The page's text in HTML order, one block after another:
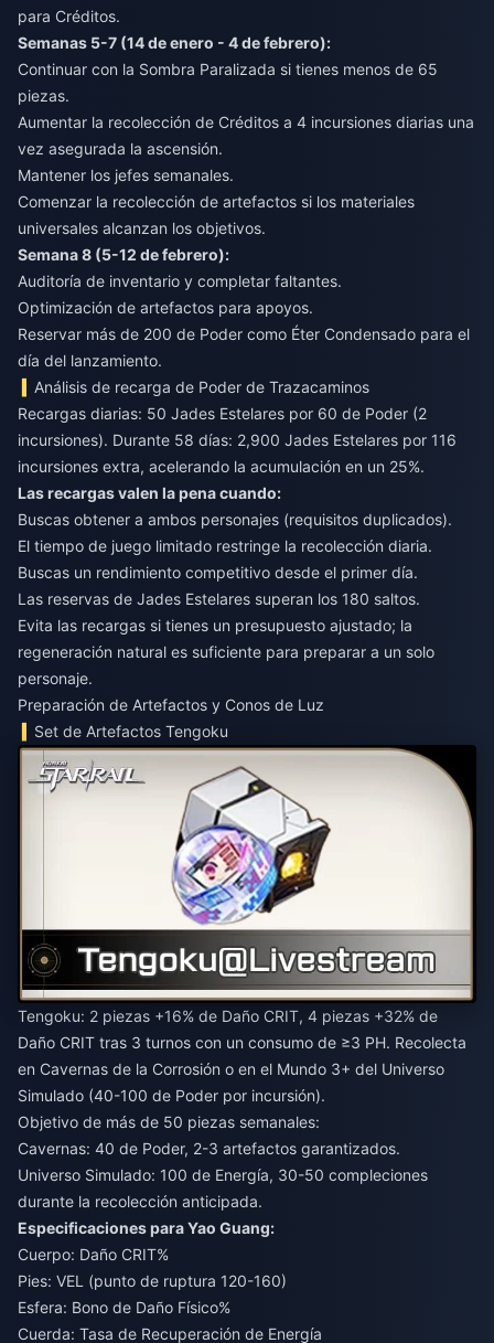
para Créditos.
Semanas 5-7 (14 de enero - 4 de febrero):
Continuar con la Sombra Paralizada si tienes menos de 65
piezas.
Aumentar la recolección de Créditos a 4 incursiones diarias una
vez asegurada la ascensión.
Mantener los jefes semanales.
Comenzar la recolección de artefactos si los materiales
universales alcanzan los objetivos.
Semana 8 (5-12 de febrero):
Auditoría de inventario y completar faltantes.
Optimización de artefactos para apoyos.
Reservar más de 200 de Poder como Éter Condensado para el
día del lanzamiento.
Análisis de recarga de Poder de Trazacaminos
Recargas diarias: 50 Jades Estelares por 60 de Poder (2
incursiones). Durante 58 días: 2,900 Jades Estelares por 116
incursiones extra, acelerando la acumulación en un 25%.
Las recargas valen la pena cuando:
Buscas obtener a ambos personajes (requisitos duplicados).
El tiempo de juego limitado restringe la recolección diaria.
Buscas un rendimiento competitivo desde el primer día.
Las reservas de Jades Estelares superan los 180 saltos.
Evita las recargas si tienes un presupuesto ajustado; la
regeneración natural es suficiente para preparar a un solo
personaje.
Preparación de Artefactos y Conos de Luz
Set de Artefactos Tengoku
Tengoku: 2 piezas +16% de Daño CRIT, 4 piezas +32% de
Daño CRIT tras 3 turnos con un consumo de ≥3 PH. Recolecta
en Cavernas de la Corrosión o en el Mundo 3+ del Universo
Simulado (40-100 de Poder por incursión).
Objetivo de más de 50 piezas semanales:
Cavernas: 40 de Poder, 2-3 artefactos garantizados.
Universo Simulado: 100 de Energía, 30-50 compleciones
durante la recolección anticipada.
Especificaciones para Yao Guang:
Cuerpo: Daño CRIT%
Pies: VEL (punto de ruptura 120-160)
Esfera: Bono de Daño Físico%
Cuerda: Tasa de Recuperación de Energía